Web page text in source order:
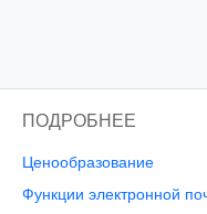
ПОДРОБНЕЕ
Ценообразование
Функции электронной